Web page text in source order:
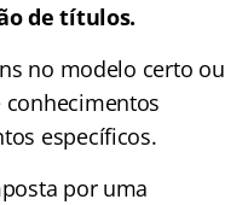
de títulos.
no modelo certo ou
conhecimentos
específicos.
por uma